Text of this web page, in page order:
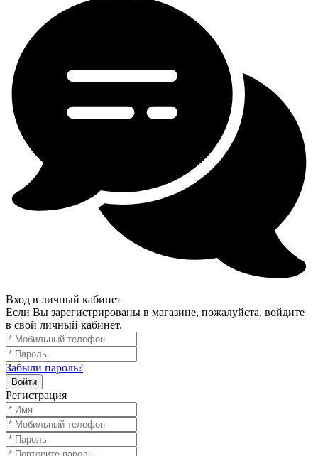
Вход в личный кабинет
Если Вы зарегистрированы в магазине, пожалуйста, войдите
в свой личный кабинет.
Забыли пароль?
Войти
Регистрация